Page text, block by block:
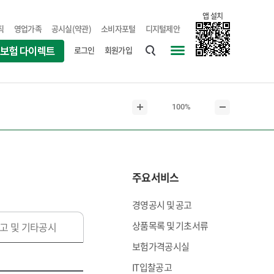
영업가족 공시실(약관) 소비자포털 디지털제안
앱 설치
로그인
회원가입
맵
본
문
현
기
100%
문
및 기타공시
주요서비스
경영공시 및 공고
상품목록 및 기초서류
보험가격공시실
IT입찰공고